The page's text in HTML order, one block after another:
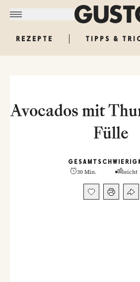
REZEPTE TIPPS &
Avocados mit
Fülle
GESAMT
30 Min. leicht